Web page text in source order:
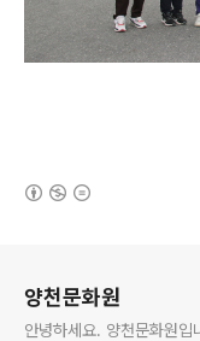
양천문화원
안녕하세요. 양천문화원입